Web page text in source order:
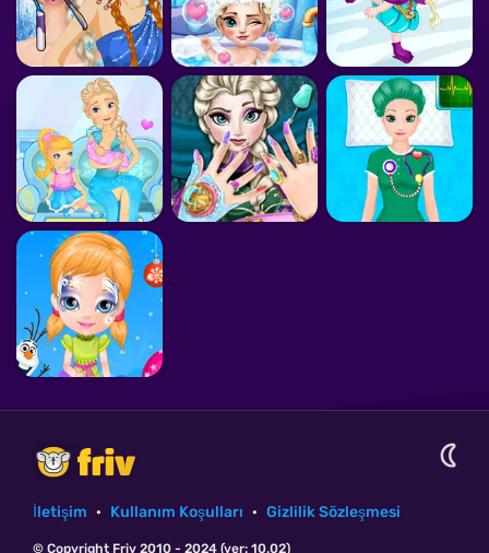
İletişim · Kullanım Koşulları · Gizlilik Sözleşmesi
© Copyright Friv 2010 - 2024 (ver: 10.02)